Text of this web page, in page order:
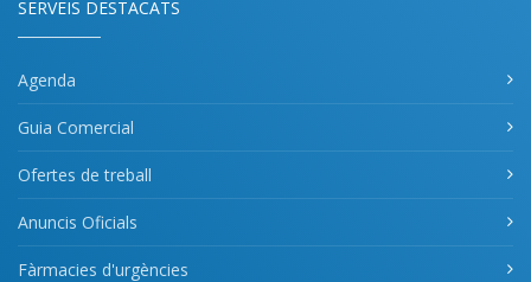
SERVEIS DESTACATS
Agenda
Guia Comercial
Ofertes de treball
Anuncis Oficials
Fàrmacies d'urgències